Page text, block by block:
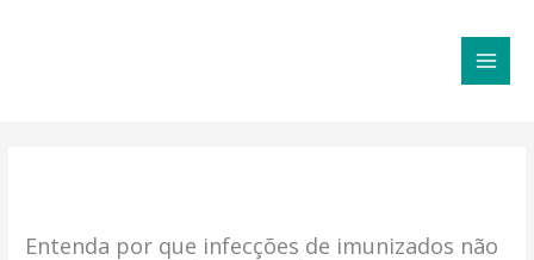
Entenda por que infecções de imunizados não